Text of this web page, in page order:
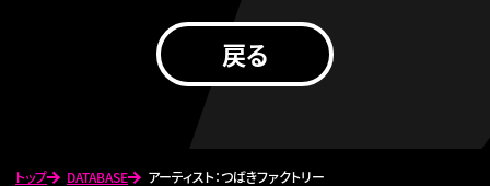
トップ DATABASE アーティスト：つばきファクトリー
戻る